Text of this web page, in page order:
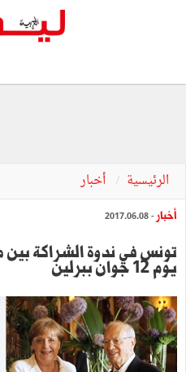
الرئيسية أخبار
أخبار - 2017.06.08
تونس في ندوة الشراكة بين
يوم 12 جوان ببرلين